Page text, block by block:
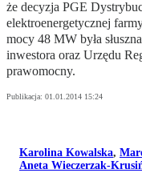
że decyzja PGE
elektroenergetycznej
mocy 48 MW była
inwestora oraz Urzędu
prawomocny.
Publikacja: 01.01.2014 15:24
Karolina Kowalska,
Aneta Wieczerzak-